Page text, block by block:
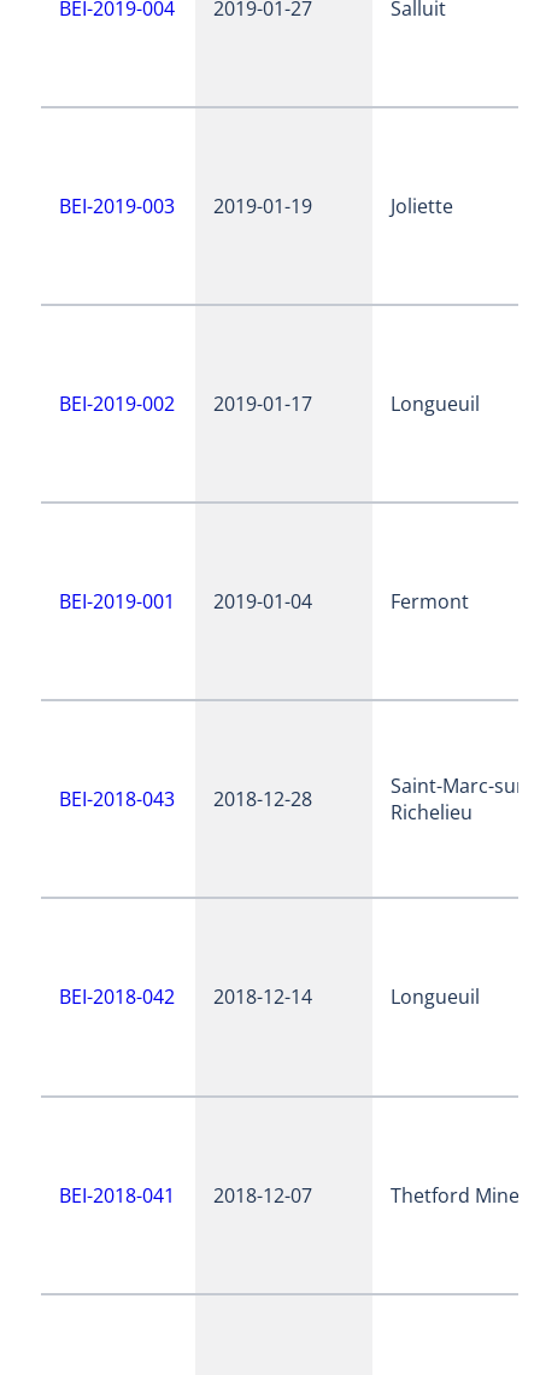
BEI-2019-004 2019-01-27 Salluit
BEI-2019-003 2019-01-19 Joliette
BEI-2019-002 2019-01-17 Longueuil
BEI-2019-001 2019-01-04 Fermont
BEI-2018-043 2018-12-28
Saint-Marc-sur-
Richelieu
BEI-2018-042 2018-12-14 Longueuil
BEI-2018-041 2018-12-07 Thetford Mines